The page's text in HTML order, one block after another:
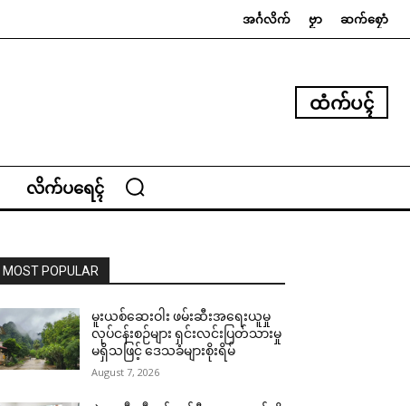
အၚ်္ဂလိက် ဗၟာ ဆက်စၠောံ
ထံက်ပၚ်
လိက်ပရေၚ်
MOST POPULAR
မူးယစ်ဆေးဝါး ဖမ်းဆီးအရေးယူမှု
လုပ်ငန်းစဉ်များ ရှင်းလင်းပြတ်သားမှု
မရှိသဖြင့် ဒေသခံများစိုးရိမ်
August 7, 2026